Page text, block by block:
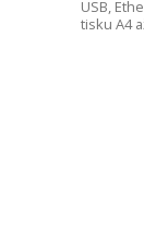
USB,
tisku A4